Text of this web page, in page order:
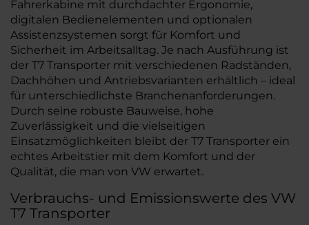
Fahrerkabine mit durchdachter Ergonomie,
digitalen Bedienelementen und optionalen
Assistenzsystemen sorgt für Komfort und
Sicherheit im Arbeitsalltag. Je nach Ausführung ist
der T7 Transporter mit verschiedenen Radständen,
Dachhöhen und Antriebsvarianten erhältlich – ideal
für unterschiedlichste Branchenanforderungen.
Durch seine robuste Bauweise, hohe
Zuverlässigkeit und die vielseitigen
Einsatzmöglichkeiten bleibt der T7 Transporter ein
echtes Arbeitstier mit dem Komfort und der
Qualität, die man von VW erwartet.
Verbrauchs- und Emissionswerte des VW
T7 Transporter